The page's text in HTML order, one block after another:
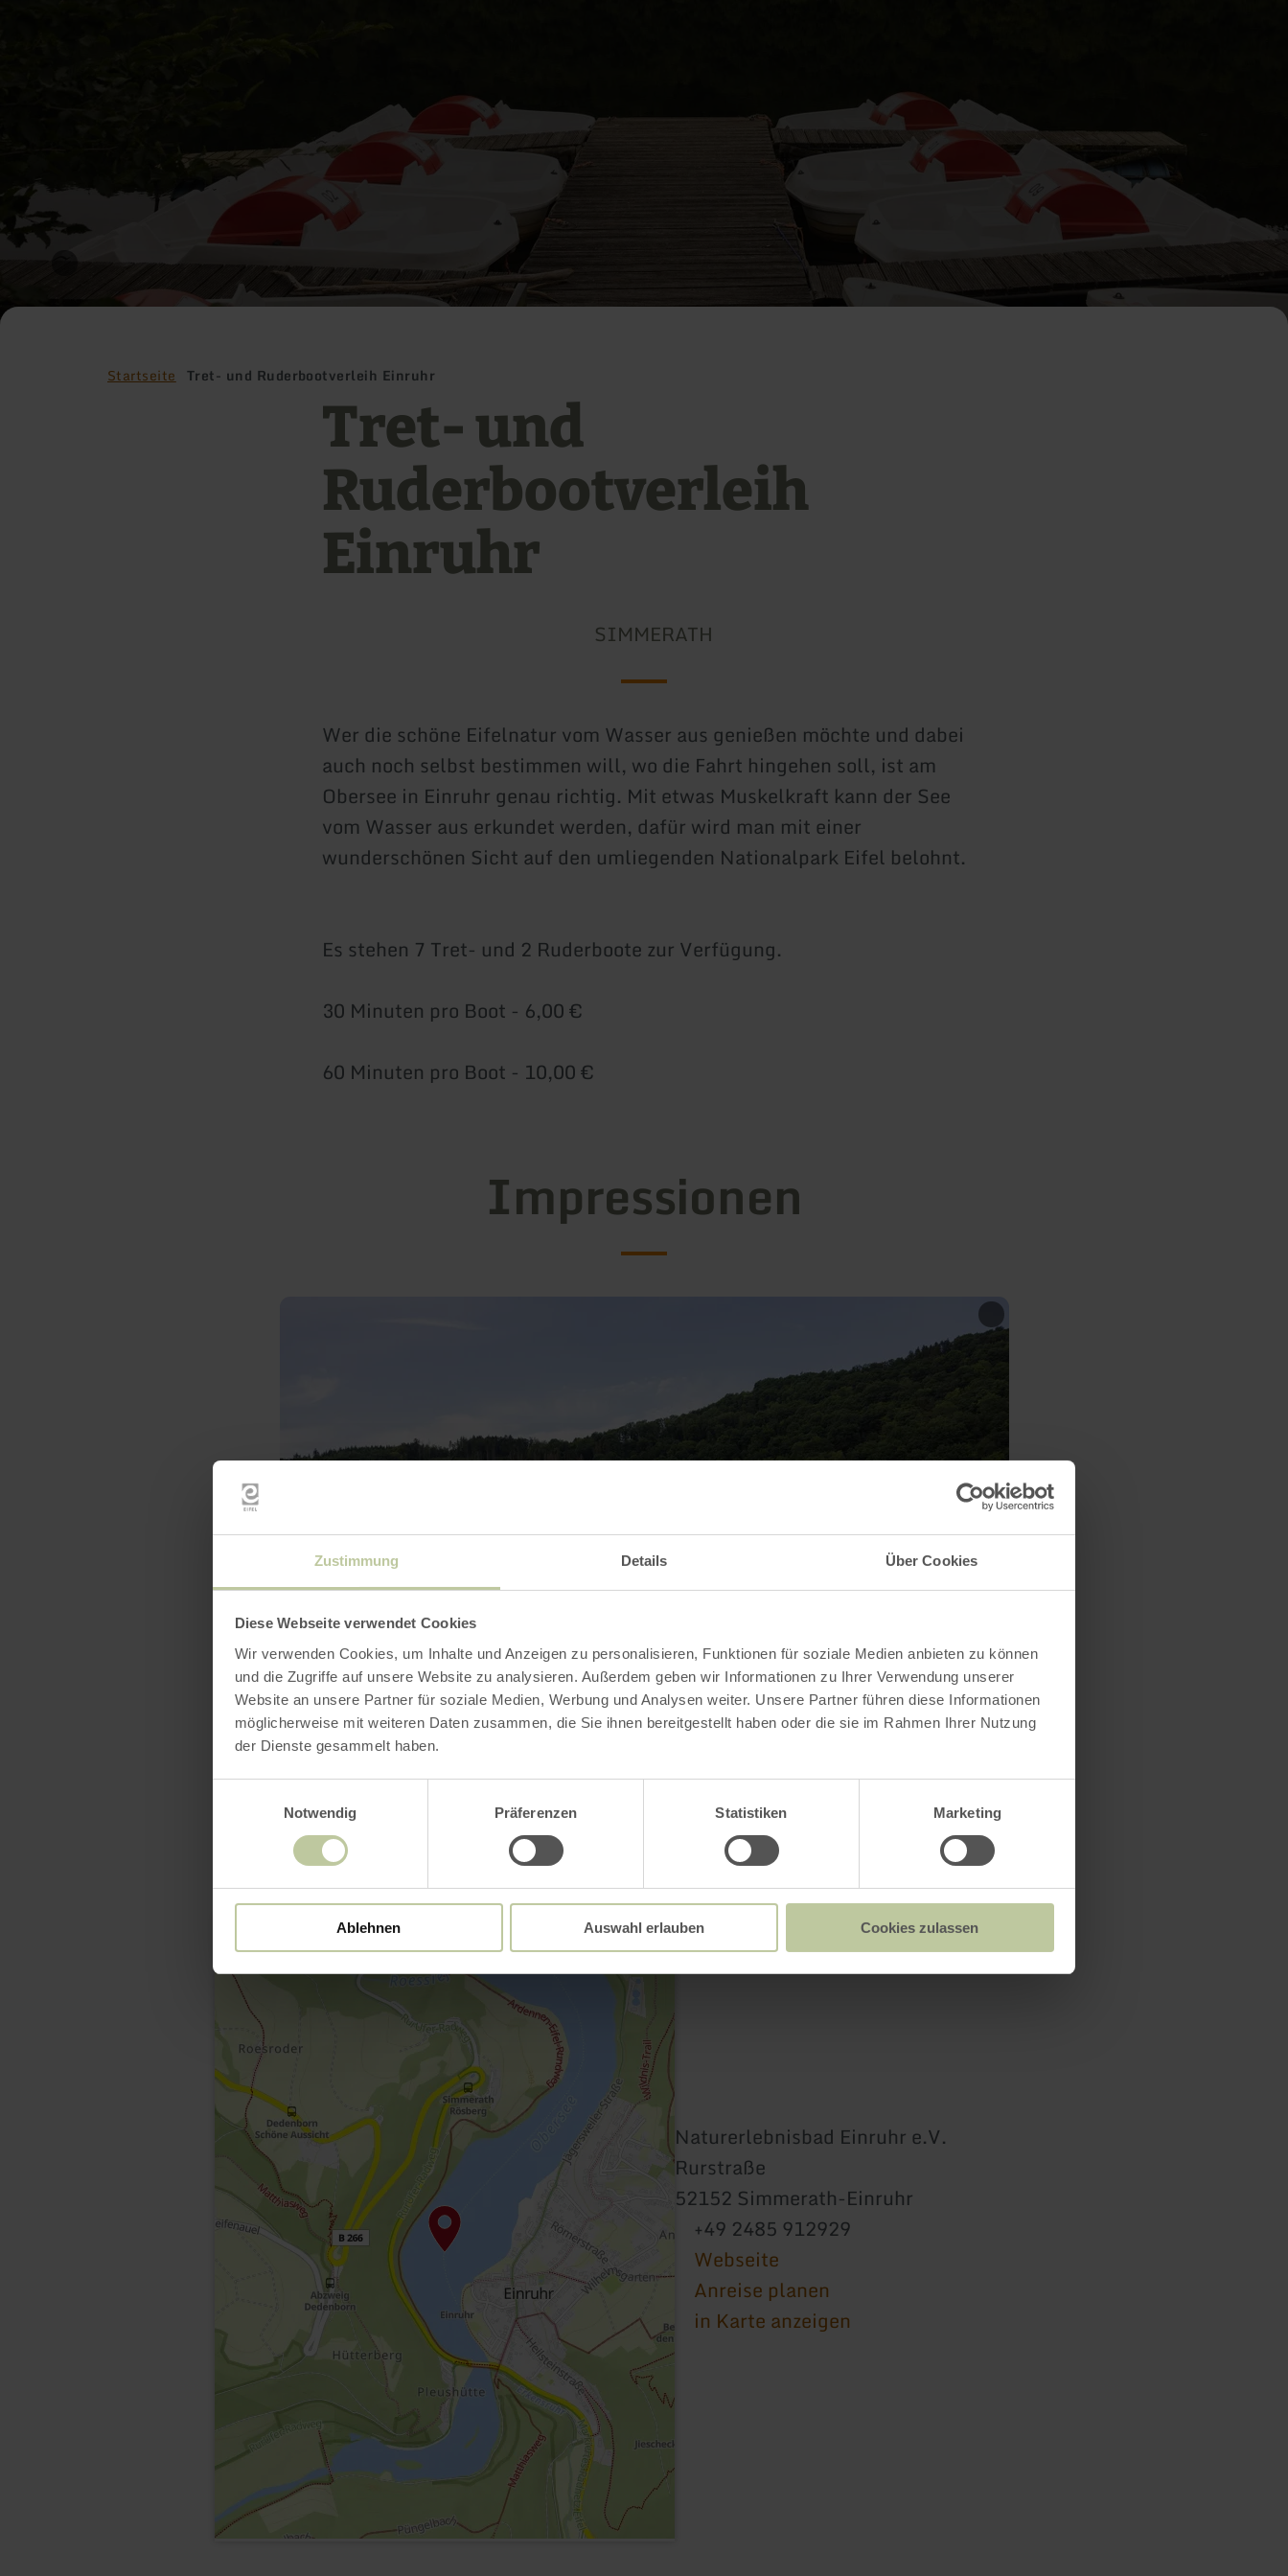
Zustimmung Details Über Cookies
Diese Webseite verwendet Cookies
Wir verwenden Cookies, um Inhalte und Anzeigen zu personalisieren, Funktionen für soziale Medien anbieten zu können
und die Zugriffe auf unsere Website zu analysieren. Außerdem geben wir Informationen zu Ihrer Verwendung unserer
Website an unsere Partner für soziale Medien, Werbung und Analysen weiter. Unsere Partner führen diese Informationen
möglicherweise mit weiteren Daten zusammen, die Sie ihnen bereitgestellt haben oder die sie im Rahmen Ihrer Nutzung
der Dienste gesammelt haben.
Notwendig
Präferenzen Statistiken Marketing
Ablehnen Auswahl erlauben Cookies zulassen
Startseite Tret- und Ruderbootverleih Einruhr
Tret- und
Ruderbootverleih
Einruhr
SIMMERATH
Wer die schöne Eifelnatur vom Wasser aus genießen möchte und dabei
auch noch selbst bestimmen will, wo die Fahrt hingehen soll, ist am
Obersee in Einruhr genau richtig. Mit etwas Muskelkraft kann der See
vom Wasser aus erkundet werden, dafür wird man mit einer
wunderschönen Sicht auf den umliegenden Nationalpark Eifel belohnt.
Es stehen 7 Tret- und 2 Ruderboote zur Verfügung.
30 Minuten pro Boot - 6,00 €
60 Minuten pro Boot - 10,00 €
Impressionen
Kontakt
Naturerlebnisbad Einruhr e.V.
Rurstraße
52152 Simmerath-Einruhr
+49 2485 912929
Webseite
Anreise planen
in Karte anzeigen